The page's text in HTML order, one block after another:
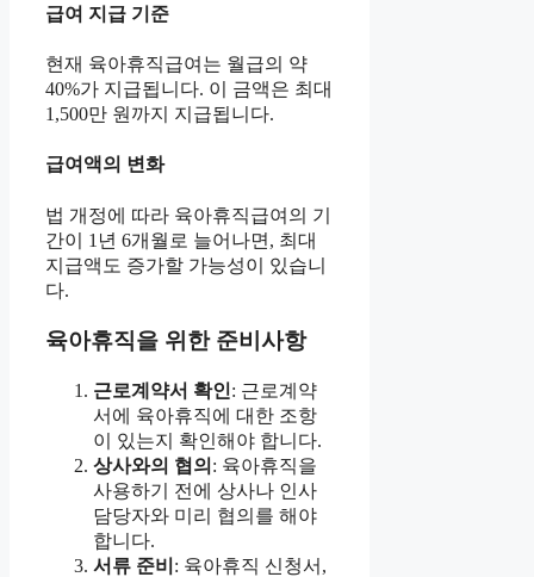
급여 지급 기준
현재 육아휴직급여는 월급의 약
40%가 지급됩니다. 이 금액은 최대
1,500만 원까지 지급됩니다.
급여액의 변화
법 개정에 따라 육아휴직급여의 기
간이 1년 6개월로 늘어나면, 최대
지급액도 증가할 가능성이 있습니
다.
육아휴직을 위한 준비사항
근로계약서 확인: 근로계약
서에 육아휴직에 대한 조항
이 있는지 확인해야 합니다.
상사와의 협의 : 육아휴직을
사용하기 전에 상사나 인사
담당자와 미리 협의를 해야
합니다.
서류 준비 : 육아휴직 신청서,